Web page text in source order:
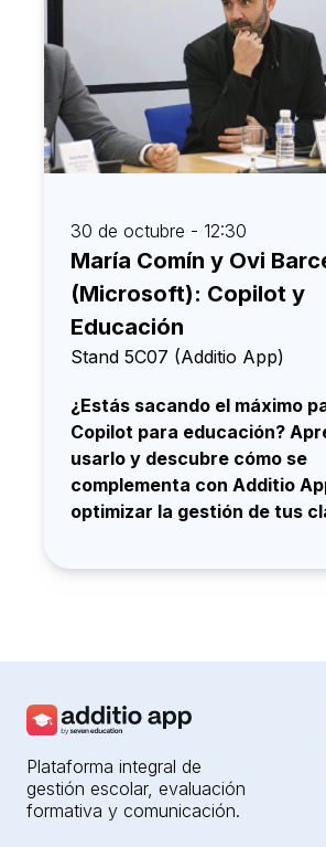
30 de octubre - 12:30
María Comín y Ovi
(Microsoft): Copilot y
Educación
Stand 5C07 (Additio App)
¿Estás sacando el máximo
Copilot para educación?
usarlo y descubre cómo se
complementa con Additio
optimizar la gestión de tus
Plataforma integral de
gestión escolar, evaluación
formativa y comunicación.